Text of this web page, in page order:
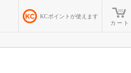
KCポイントが使えます
カート